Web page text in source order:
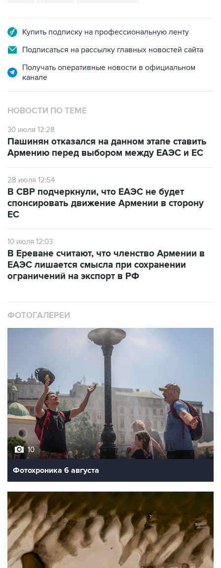
Купить подписку на профессиональную ленту
Подписаться на рассылку главных новостей сайта
Получать оперативные новости в официальном
канале
НОВОСТИ ПО ТЕМЕ
30 июля 12:28
Пашинян отказался на данном этапе ставить
Армению перед выбором между ЕАЭС и ЕС
28 июля 12:54
В СВР подчеркнули, что ЕАЭС не будет
спонсировать движение Армении в сторону
ЕС
10 июля 12:03
В Ереване считают, что членство Армении в
ЕАЭС лишается смысла при сохранении
ограничений на экспорт в РФ
ФОТОГАЛЕРЕИ
10
Фотохроника 6 августа